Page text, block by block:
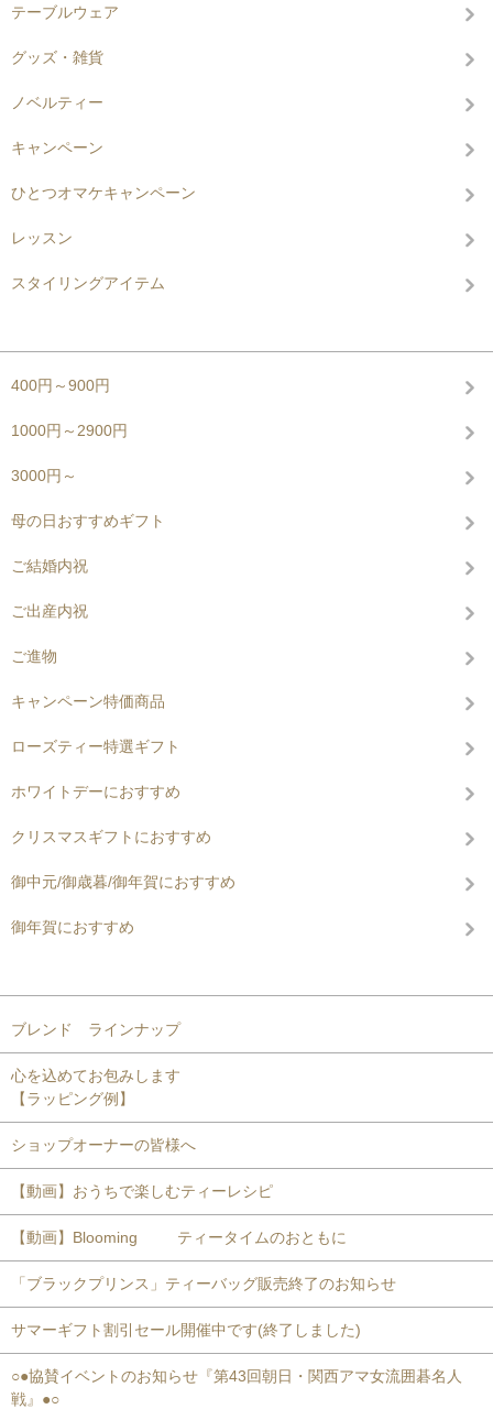
テーブルウェア
グッズ・雑貨
ノベルティー
キャンペーン
ひとつオマケキャンペーン
レッスン
スタイリングアイテム
400円～900円
1000円～2900円
3000円～
母の日おすすめギフト
ご結婚内祝
ご出産内祝
ご進物
キャンペーン特価商品
ローズティー特選ギフト
ホワイトデーにおすすめ
クリスマスギフトにおすすめ
御中元/御歳暮/御年賀におすすめ
御年賀におすすめ
ブレンド ラインナップ
心を込めてお包みします
【ラッピング例】
ショップオーナーの皆様へ
【動画】おうちで楽しむティーレシピ
【動画】Blooming ティータイムのおともに
「ブラックプリンス」ティーバッグ販売終了のお知らせ
サマーギフト割引セール開催中です(終了しました)
○●協賛イベントのお知らせ『第43回朝日・関西アマ女流囲碁名人
戦』●○